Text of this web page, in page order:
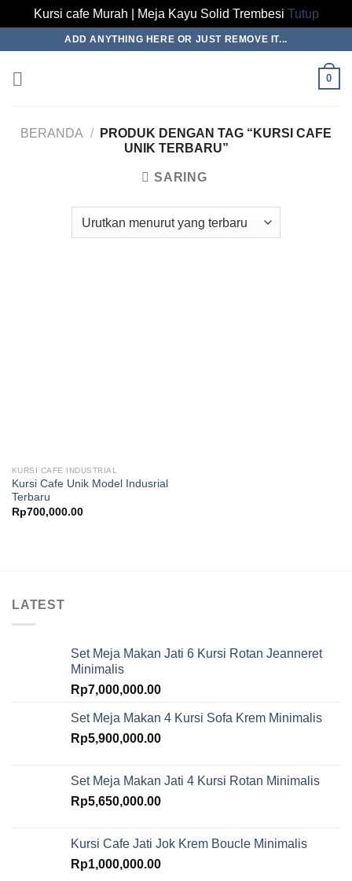
Kursi cafe Murah | Meja Kayu Solid Trembesi Tutup
content
ADD ANYTHING HERE OR JUST REMOVE IT...
0
BERANDA /
PRODUK DENGAN TAG “KURSI CAFE
UNIK TERBARU”
SARING
KURSI CAFE INDUSTRIAL
Kursi Cafe Unik Model Indusrial
Terbaru
Rp700,000.00
LATEST
Set Meja Makan Jati 6 Kursi Rotan Jeanneret
Minimalis
Rp7,000,000.00
Set Meja Makan 4 Kursi Sofa Krem Minimalis
Rp5,900,000.00
Set Meja Makan Jati 4 Kursi Rotan Minimalis
Rp5,650,000.00
Kursi Cafe Jati Jok Krem Boucle Minimalis
Rp1,000,000.00